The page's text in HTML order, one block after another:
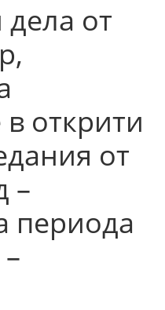
от
открити
от
–
периода